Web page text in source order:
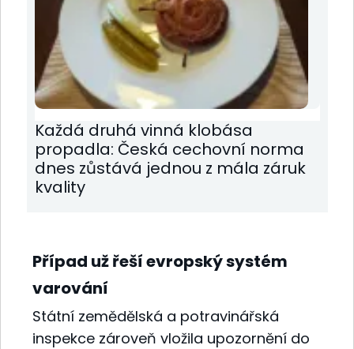
Každá druhá vinná klobása
propadla: Česká cechovní norma
dnes zůstává jednou z mála záruk
kvality
Případ už řeší evropský systém
varování
Státní zemědělská a potravinářská
inspekce zároveň vložila upozornění do